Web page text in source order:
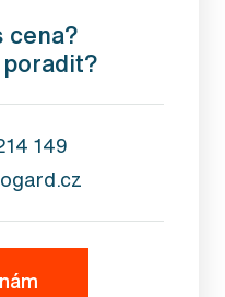
cena?
149